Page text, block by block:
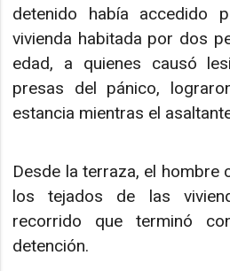
detenido había accedido
vivienda habitada por dos
edad, a quienes causó
presas del pánico,
estancia mientras el
Desde la terraza, el hombre
los tejados de las
recorrido que terminó
detención.